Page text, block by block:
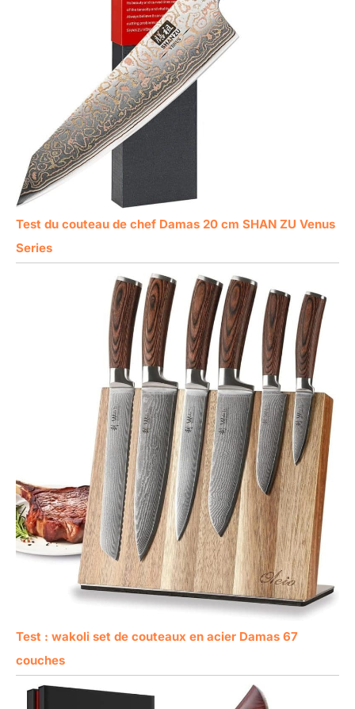
Test du couteau de chef Damas 20 cm SHAN ZU Venus
Series
Test : wakoli set de couteaux en acier Damas 67
couches